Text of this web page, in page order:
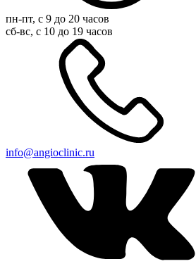
пн-пт, с 9 до 20 часов
сб-вс, с 10 до 19 часов
info@angioclinic.ru